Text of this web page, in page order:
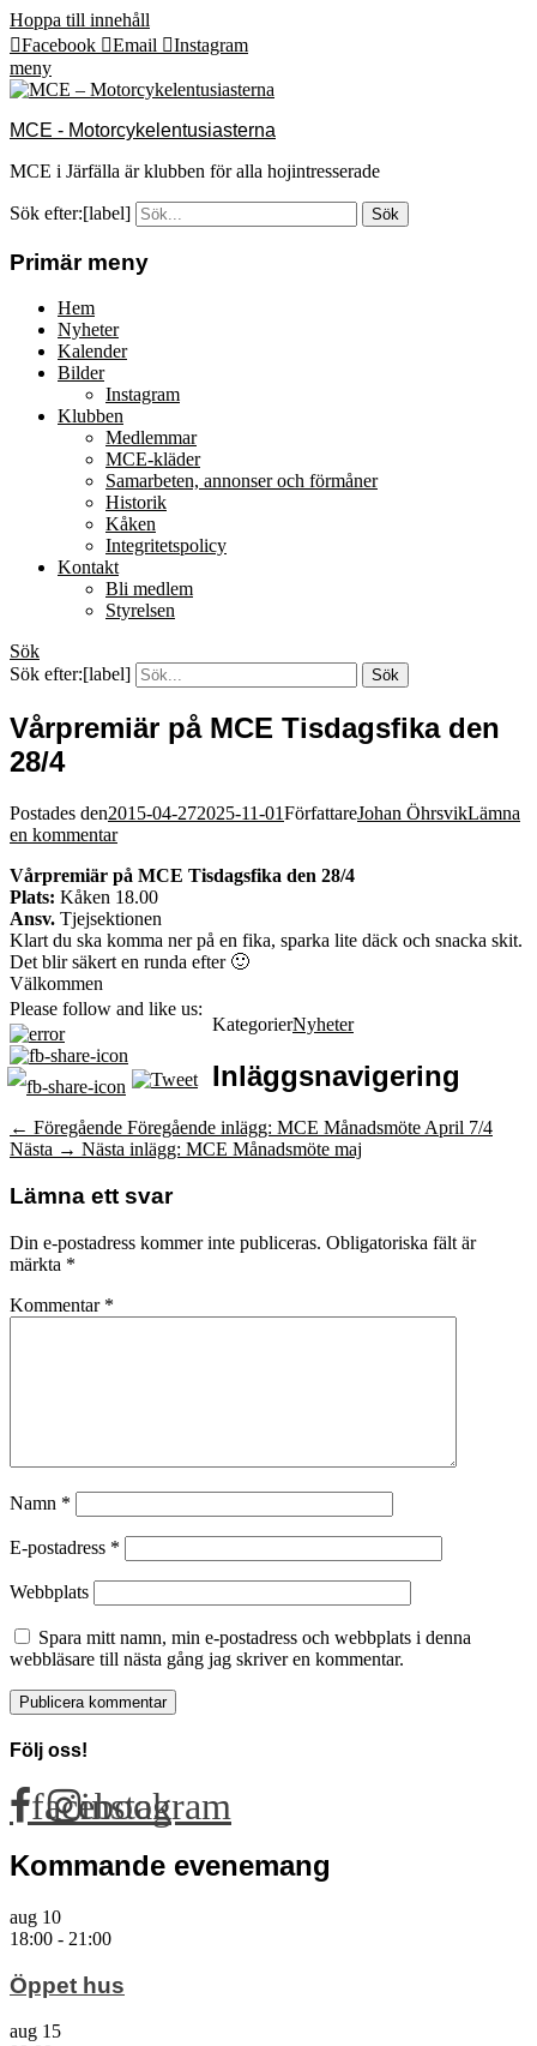
Hoppa till innehåll
Facebook
Email
Instagram
meny
MCE - Motorcykelentusiasterna
MCE i Järfälla är klubben för alla hojintresserade
Sök efter:[label]
Primär meny
Hem
Nyheter
Kalender
Bilder
Instagram
Klubben
Medlemmar
MCE-kläder
Samarbeten, annonser och förmåner
Historik
Kåken
Integritetspolicy
Kontakt
Bli medlem
Styrelsen
Sök
Sök efter:[label]
Vårpremiär på MCE Tisdagsfika den
28/4
Postades den2015-04-272025-11-01FörfattareJohan ÖhrsvikLämna
en kommentar
Vårpremiär på MCE Tisdagsfika den 28/4
Plats: Kåken 18.00
Ansv. Tjejsektionen
Klart du ska komma ner på en fika, sparka lite däck och snacka skit.
Det blir säkert en runda efter 🙂
Välkommen
Please follow and like us:
KategorierNyheter
Inläggsnavigering
← Föregående Föregående inlägg: MCE Månadsmöte April 7/4
Nästa → Nästa inlägg: MCE Månadsmöte maj
Lämna ett svar
Din e-postadress kommer inte publiceras. Obligatoriska fält är
märkta *
Kommentar *
Namn *
E-postadress *
Webbplats
Spara mitt namn, min e-postadress och webbplats i denna
webbläsare till nästa gång jag skriver en kommentar.
Följ oss!
facebook
instagram
Kommande evenemang
aug 10
18:00 - 21:00
Öppet hus
aug 15